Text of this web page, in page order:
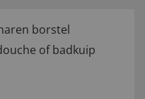
borstel
of badkuip